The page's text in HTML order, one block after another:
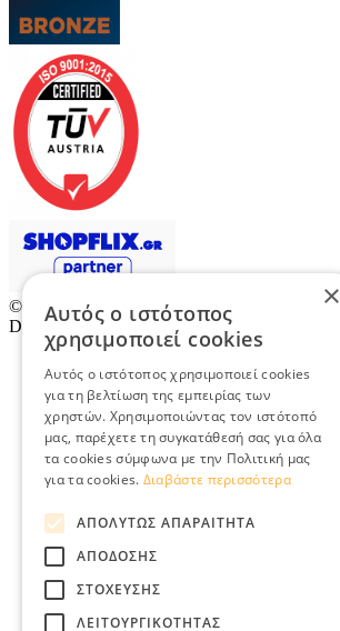
© 2026TradeRetail.gr - All rights reserved
Designed & developed by NETMECHANICS
×
Αυτός ο ιστότοπος
χρησιμοποιεί cookies
Αυτός ο ιστότοπος χρησιμοποιεί cookies
για τη βελτίωση της εμπειρίας των
χρηστών. Χρησιμοποιώντας τον ιστότοπό
μας, παρέχετε τη συγκατάθεσή σας για όλα
τα cookies σύμφωνα με την Πολιτική μας
για τα cookies. Διαβάστε περισσότερα
ΑΠΟΛΎΤΩΣ ΑΠΑΡΑΊΤΗΤΑ
ΑΠΌΔΟΣΗΣ
ΣΤΌΧΕΥΣΗΣ
ΛΕΙΤΟΥΡΓΙΚΌΤΗΤΑΣ